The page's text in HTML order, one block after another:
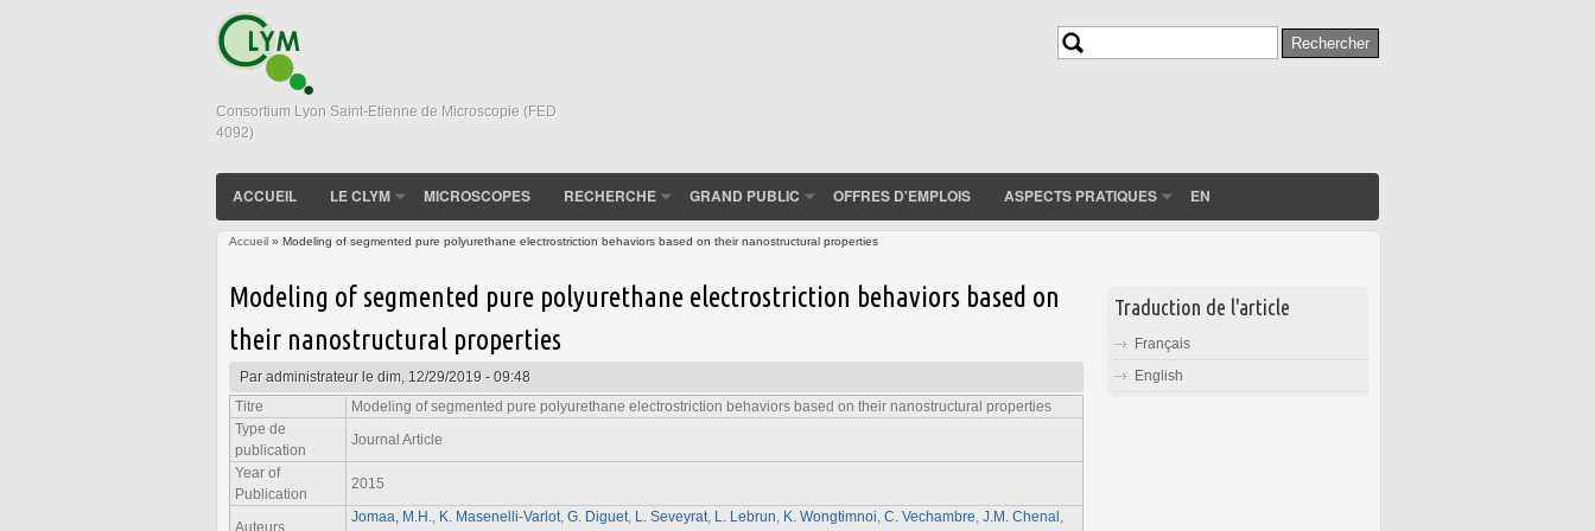
Consortium Lyon Saint-Etienne de Microscopie (FED
4092)
Rechercher
ACCUEIL LE CLYM MICROSCOPES RECHERCHE GRAND PUBLIC OFFRES D'EMPLOIS ASPECTS PRATIQUES EN
Accueil » Modeling of segmented pure polyurethane electrostriction behaviors based on their nanostructural properties
Modeling of segmented pure polyurethane electrostriction behaviors based on
their nanostructural properties
Paradministrateurle dim, 12/29/2019 - 09:48
Titre
Modeling of segmented pure polyurethane electrostriction behaviors based on their nanostructural properties
Type de
publication
Journal Article
Year of
Publication
2015
Auteurs
Jomaa, M.H. K. Masenelli-Varlot G. Diguet L. Seveyrat L. Lebrun K. Wongtimnoi C. Vechambre J.M. Chenal
Traduction de l'article
Français
English